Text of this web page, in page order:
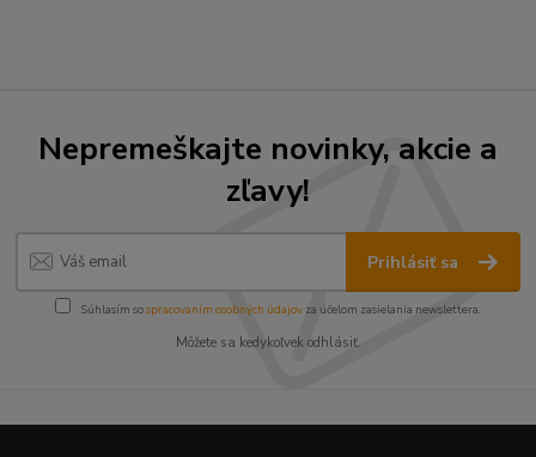
Nepremeškajte novinky, akcie a
zľavy!
Prihlásiť sa
Súhlasím sospracovaním osobných údajov za účelom zasielania newslettera.
Môžete sa kedykoľvek odhlásiť.